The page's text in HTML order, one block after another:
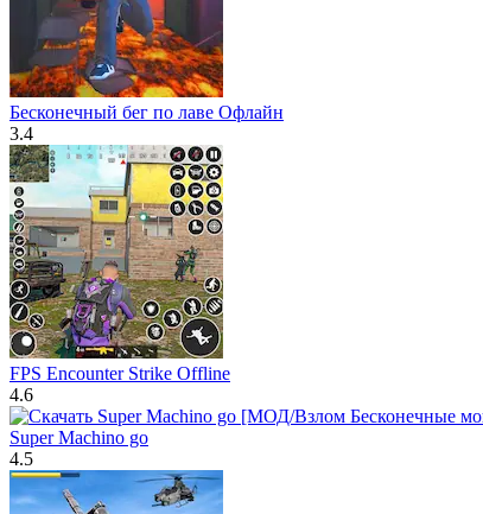
Бесконечный бег по лаве Офлайн
3.4
FPS Encounter Strike Offline
4.6
Super Machino go
4.5